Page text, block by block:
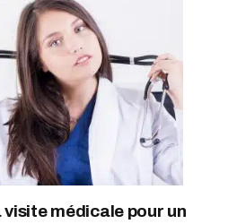
médicale pour un